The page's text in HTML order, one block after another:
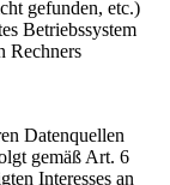
gefunden, etc.)
Betriebssystem
Rechners
Datenquellen
gemäß Art. 6
Interesses an